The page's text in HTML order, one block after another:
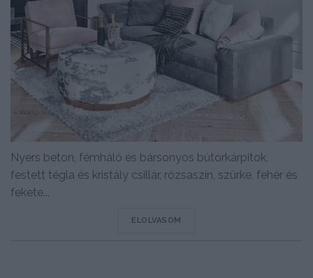
Nyers beton, fémháló és bársonyos bútorkárpitok,
festett tégla és kristály csillár, rózsaszín, szürke, fehér és
fekete...
ELOLVASOM